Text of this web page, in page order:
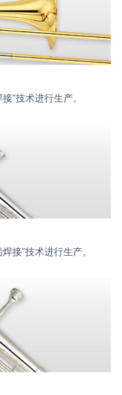
”技术进行生产。
接”技术进行生产。